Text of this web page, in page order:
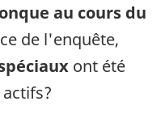
au cours du
de l'enquête,
ont été